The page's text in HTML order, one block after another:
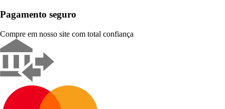
Pagamento seguro
Compre em nosso site com total confiança